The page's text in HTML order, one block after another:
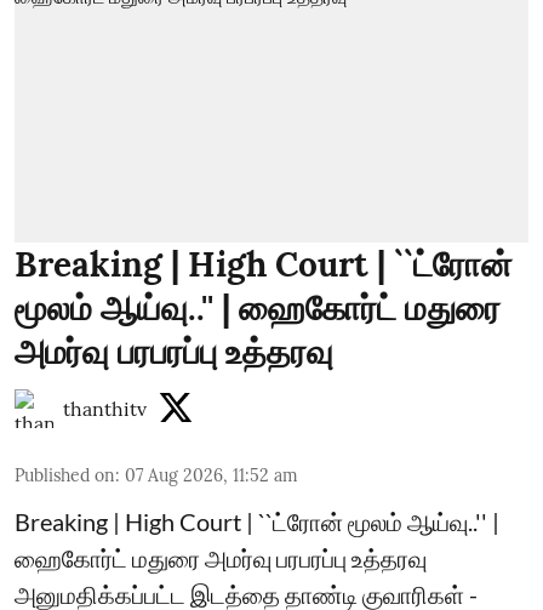
Breaking | High Court | ``ட்ரோன்
மூலம் ஆய்வு..'' | ஹைகோர்ட் மதுரை
அமர்வு பரபரப்பு உத்தரவு
thanthitv
Published on: 07 Aug 2026, 11:52 am
Breaking | High Court | ``ட்ரோன் மூலம் ஆய்வு..'' |
ஹைகோர்ட் மதுரை அமர்வு பரபரப்பு உத்தரவு
அனுமதிக்கப்பட்ட இடத்தை தாண்டி குவாரிகள் -